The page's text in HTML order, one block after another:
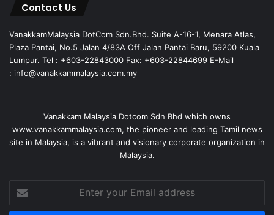
Contact Us
VanakkamMalaysia DotCom Sdn.Bhd. Suite A-16-1, Menara Atlas,
Plaza Pantai, No.5 Jalan 4/83A Off Jalan Pantai Baru, 59200 Kuala
Lumpur. Tel : +603-22843000 Fax: +603-22844699 E-Mail
: info@vanakkammalaysia.com.my
Vanakkam Malaysia Dotcom Sdn Bhd which owns
www.vanakkammalaysia.com, the pioneer and leading Tamil news
site in Malaysia, is a vibrant and visionary corporate organization in
Malaysia.
your
Email